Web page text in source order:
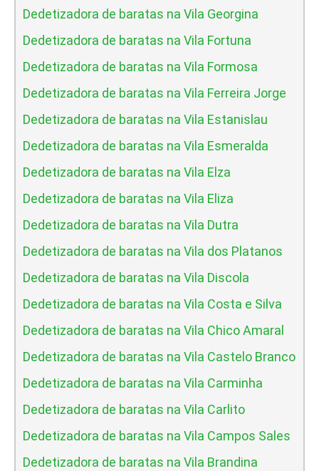
Dedetizadora de baratas na Vila Georgina
Dedetizadora de baratas na Vila Fortuna
Dedetizadora de baratas na Vila Formosa
Dedetizadora de baratas na Vila Ferreira Jorge
Dedetizadora de baratas na Vila Estanislau
Dedetizadora de baratas na Vila Esmeralda
Dedetizadora de baratas na Vila Elza
Dedetizadora de baratas na Vila Eliza
Dedetizadora de baratas na Vila Dutra
Dedetizadora de baratas na Vila dos Platanos
Dedetizadora de baratas na Vila Discola
Dedetizadora de baratas na Vila Costa e Silva
Dedetizadora de baratas na Vila Chico Amaral
Dedetizadora de baratas na Vila Castelo Branco
Dedetizadora de baratas na Vila Carminha
Dedetizadora de baratas na Vila Carlito
Dedetizadora de baratas na Vila Campos Sales
Dedetizadora de baratas na Vila Brandina